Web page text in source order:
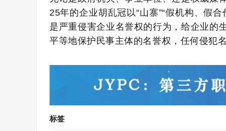
25年的企业胡乱冠以“山寨”“假机构、假
是严重侵害企业名誉权的行为，给企业的
平等地保护民事主体的名誉权，任何侵犯
标签